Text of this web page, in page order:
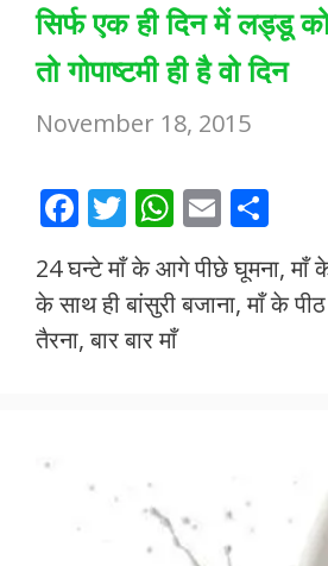
सिर्फ एक ही दिन में लड्डू
तो गोपाष्टमी ही है वो दिन
November 18, 2015
F
ac
e
b
o
T
w
itt
er
W
h
at
s
A
E
m
ai
l
ar
e
24 घन्टे माँ के आगे पीछे घूमना, माँ
के साथ ही बांसुरी बजाना, माँ के
तैरना, बार बार माँ